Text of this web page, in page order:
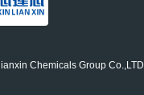
Chemicals Group Co.,LTD